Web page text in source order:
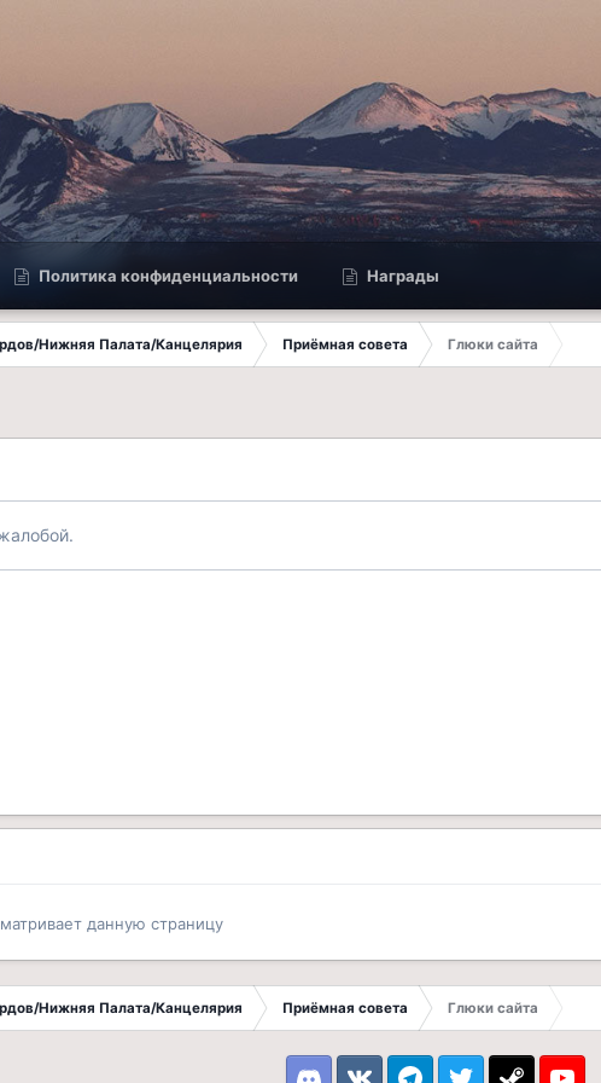
Политика конфиденциальности Награды
Нижняя Палата/Канцелярия Приёмная совета
Глюки сайта
данную страницу
Нижняя Палата/Канцелярия Приёмная совета Глюки сайта